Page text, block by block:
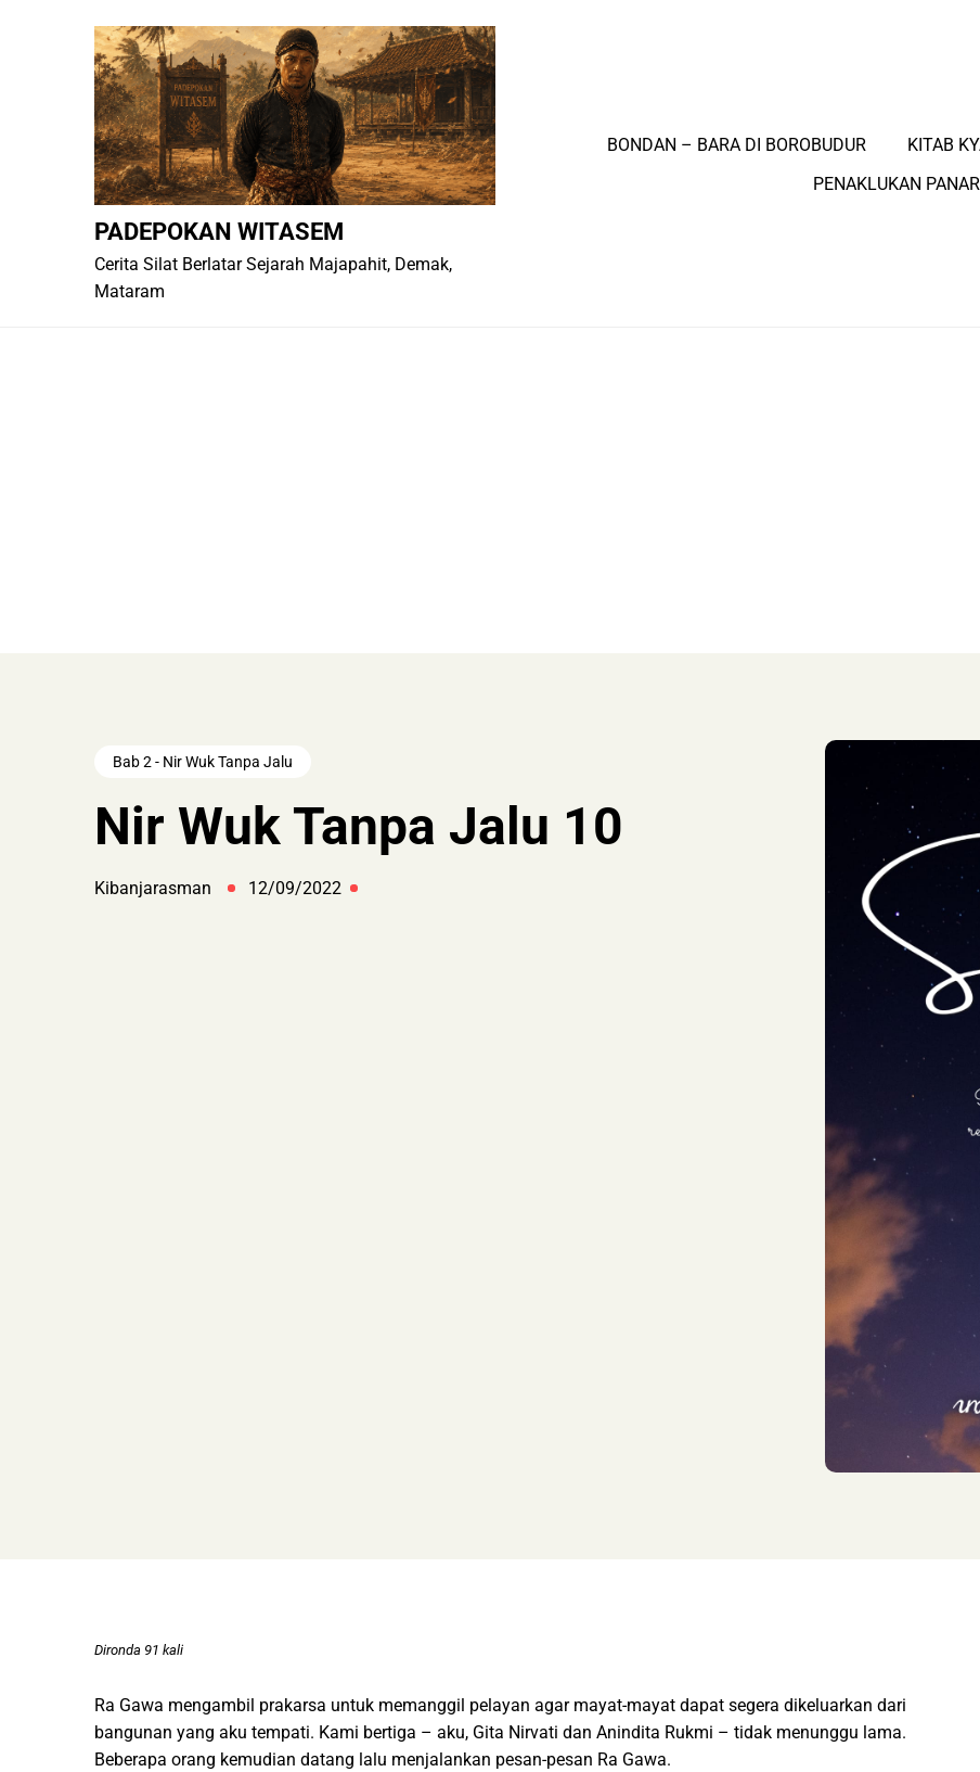
PADEPOKAN WITASEM
Cerita Silat Berlatar Sejarah Majapahit, Demak,
Mataram
BONDAN – BARA DI BOROBUDUR KITAB
PENAKLUKAN
Bab 2 - Nir Wuk Tanpa Jalu
Nir Wuk Tanpa Jalu 10
Kibanjarasman 12/09/2022
Dironda 91 kali
Ra Gawa mengambil prakarsa untuk memanggil pelayan agar mayat-mayat dapat segera dikeluarkan dari
bangunan yang aku tempati. Kami bertiga – aku, Gita Nirvati dan Anindita Rukmi – tidak menunggu lama.
Beberapa orang kemudian datang lalu menjalankan pesan-pesan Ra Gawa.